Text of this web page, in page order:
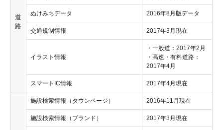
道
路
ぬけみちデータ 2016年8月版データ
交通規制情報 2017年3月現在
イラスト情報
・一般道：2017年2月
・高速・有料道路：
2017年4月
スマートIC情報 2017年4月現在
施設検索情報（タウンページ） 2016年11月現在
施設検索情報（ブランド） 2017年3月現在